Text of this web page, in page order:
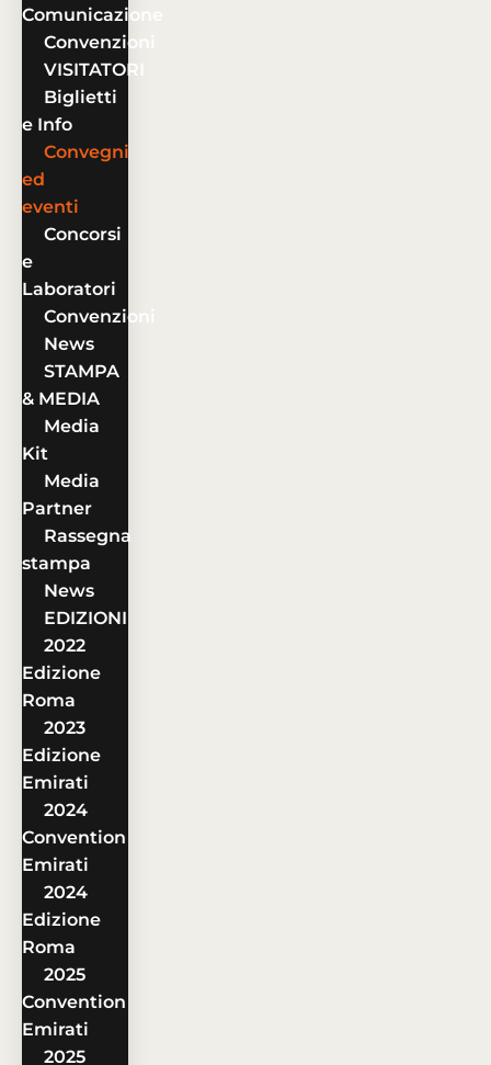
Comunicazione
Convenzioni
VISITATORI
Biglietti
e Info
Convegni
ed
eventi
Concorsi
e
Laboratori
Convenzioni
News
STAMPA
& MEDIA
Media
Kit
Media
Partner
Rassegna
stampa
News
EDIZIONI
2022
Edizione
Roma
2023
Edizione
Emirati
2024
Convention
Emirati
2024
Edizione
Roma
2025
Convention
Emirati
2025